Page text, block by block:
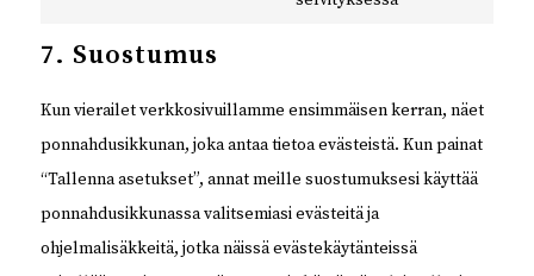
sekalaista
7. Suostumus
Kun vierailet verkkosivuillamme ensimmäisen kerran, näet
ponnahdusikkunan, joka antaa tietoa evästeistä. Kun painat
“Tallenna asetukset”, annat meille suostumuksesi käyttää
ponnahdusikkunassa valitsemiasi evästeitä ja
ohjelmalisäkkeitä, jotka näissä evästekäytänteissä